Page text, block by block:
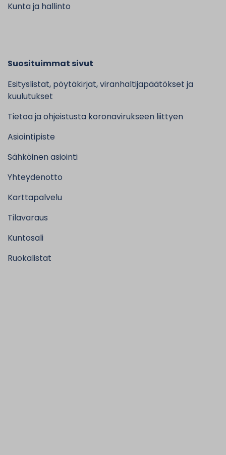
Kunta ja hallinto
Suosituimmat sivut
Esityslistat, pöytäkirjat, viranhaltijapäätökset ja
kuulutukset
Tietoa ja ohjeistusta koronavirukseen liittyen
Asiointipiste
Sähköinen asiointi
Yhteydenotto
Karttapalvelu
Tilavaraus
Kuntosali
Ruokalistat